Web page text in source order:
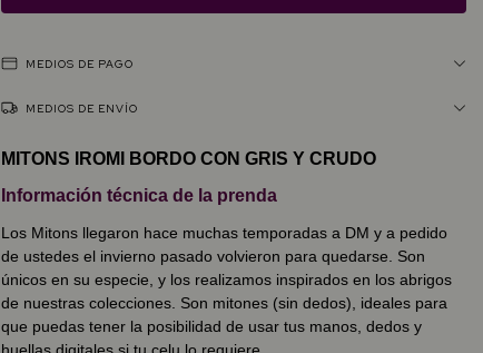
MEDIOS DE PAGO
MEDIOS DE ENVÍO
MITONS IROMI BORDO CON GRIS Y CRUDO
Información técnica de la prenda
Los Mitons llegaron hace muchas temporadas a DM y a pedido
de ustedes el invierno pasado volvieron para quedarse. Son
únicos en su especie, y los realizamos inspirados en los abrigos
de nuestras colecciones. Son mitones (sin dedos), ideales para
que puedas tener la posibilidad de usar tus manos, dedos y